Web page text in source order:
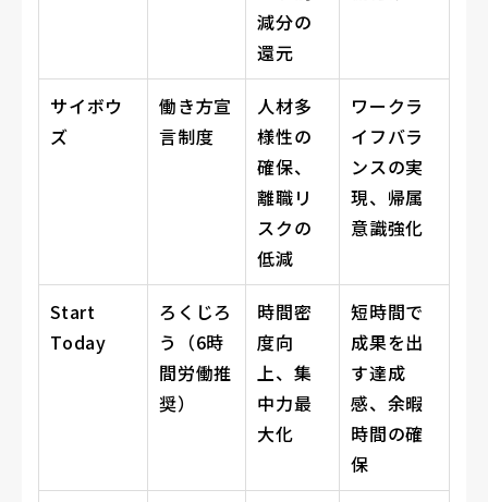
減分の
還元
サイボウ
ズ
働き方宣
言制度
人材多
様性の
確保、
離職リ
スクの
低減
ワークラ
イフバラ
ンスの実
現、帰属
意識強化
Start
Today
ろくじろ
う（6時
間労働推
奨）
時間密
度向
上、集
中力最
大化
短時間で
成果を出
す達成
感、余暇
時間の確
保